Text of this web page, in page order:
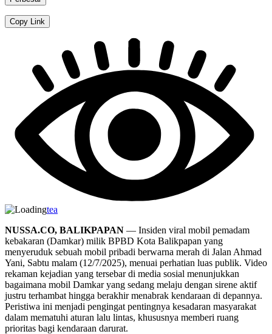
Copy Link
tea
NUSSA.CO, BALIKPAPAN — Insiden viral mobil pemadam
kebakaran (Damkar) milik BPBD Kota Balikpapan yang
menyeruduk sebuah mobil pribadi berwarna merah di Jalan Ahmad
Yani, Sabtu malam (12/7/2025), menuai perhatian luas publik. Video
rekaman kejadian yang tersebar di media sosial menunjukkan
bagaimana mobil Damkar yang sedang melaju dengan sirene aktif
justru terhambat hingga berakhir menabrak kendaraan di depannya.
Peristiwa ini menjadi pengingat pentingnya kesadaran masyarakat
dalam mematuhi aturan lalu lintas, khususnya memberi ruang
prioritas bagi kendaraan darurat.